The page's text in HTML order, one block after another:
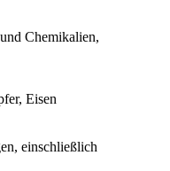
Chemikalien,
Eisen
einschließlich